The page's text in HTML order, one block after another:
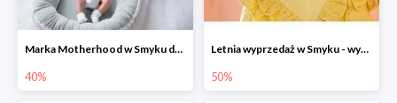
Marka Motherhood w Smyku do -40%
40%
Letnia wyprzedaż w Smyku - wybrane ubrania i buty do -50%
50%